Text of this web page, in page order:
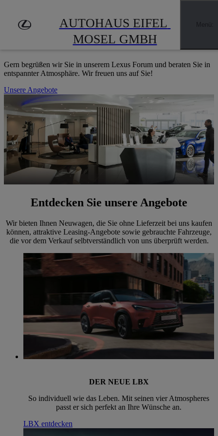
AUTOHAUS EIFEL
MOSEL GMBH
HERZLICH WILLKOMMEN
Gern begrüßen wir Sie in unserem Lexus Forum und beraten Sie in
entspannter Atmosphäre. Wir freuen uns auf Sie!
Unsere Angebote
Entdecken Sie unsere Angebote
Wir bieten Ihnen Neuwagen, die Sie ohne Lieferzeit bei uns kaufen
können, attraktive Leasing-Angebote sowie gebrauchte Fahrzeuge,
die vor dem Verkauf selbtverständlich von uns überprüft werden.
DER NEUE LBX
So individuell wie das Leben. Mit seinen vier Atmospheres
passt er sich perfekt an Ihre Wünsche an.
LBX entdecken